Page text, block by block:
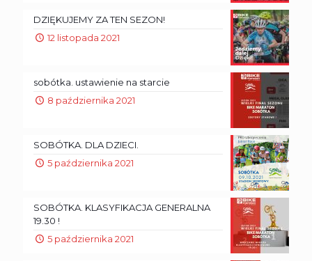
DZIĘKUJEMY ZA TEN SEZON!
12 listopada 2021
sobótka. ustawienie na starcie
8 października 2021
SOBÓTKA. DLA DZIECI.
5 października 2021
SOBÓTKA. KLASYFIKACJA GENERALNA
19.30 !
5 października 2021